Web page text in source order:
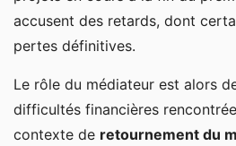
accusent des retards, dont
pertes définitives.
Le rôle du médiateur est alors
difficultés financières
contexte de retournement du